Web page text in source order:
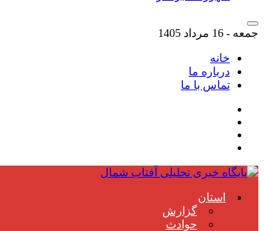
جمعه - 16 مرداد 1405
خانه
درباره ما
تماس با ما
استان
گزارش
حوادث